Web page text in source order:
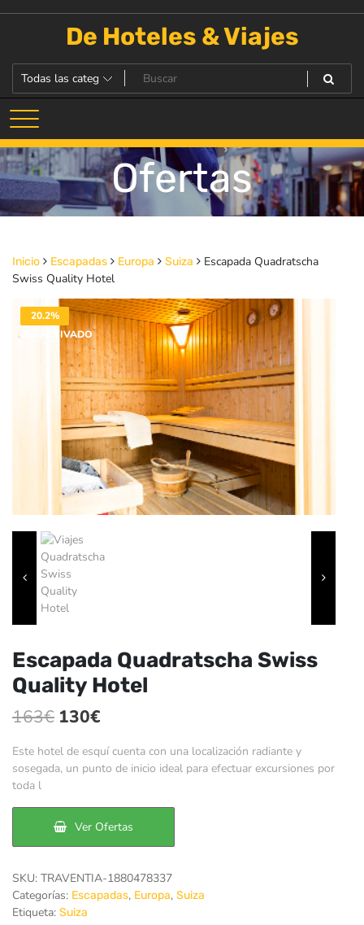
De Hoteles & Viajes
Ofertas
Inicio Escapadas Europa Suiza
Escapada Quadratscha
Swiss Quality Hotel
20.2%
DESACTIVADO
Escapada Quadratscha Swiss
Quality Hotel
163€ El
precio
original
163€.
130€
precio
actual
130€.
Este hotel de esquí cuenta con una localización radiante y
sosegada, un punto de inicio ideal para efectuar excursiones por
toda l
Ver Ofertas
SKU: TRAVENTIA-1880478337
Categorías: Escapadas, Europa, Suiza
Etiqueta: Suiza